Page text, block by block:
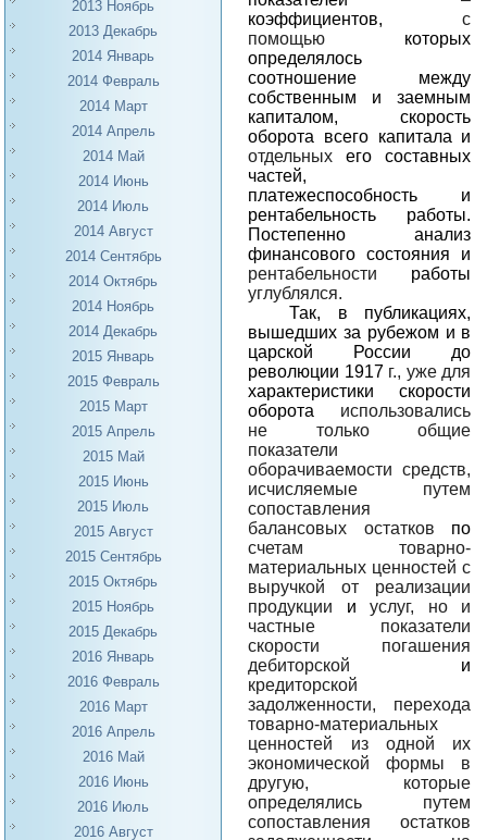
2013 Ноябрь
2013 Декабрь
2014 Январь
2014 Февраль
2014 Март
2014 Апрель
2014 Май
2014 Июнь
2014 Июль
2014 Август
2014 Сентябрь
2014 Октябрь
2014 Ноябрь
2014 Декабрь
2015 Январь
2015 Февраль
2015 Март
2015 Апрель
2015 Май
2015 Июнь
2015 Июль
2015 Август
2015 Сентябрь
2015 Октябрь
2015 Ноябрь
2015 Декабрь
2016 Январь
2016 Февраль
2016 Март
2016 Апрель
2016 Май
2016 Июнь
2016 Июль
2016 Август
коэффициентов,с
помощью которых
определялось
соотношение между
собственным и заемным
капиталом, скорость
оборота всего капитала и
отдельныхего составных
частей,
платежеспособность и
рентабельность работы.
Постепенно анализ
финансового состояния и
рентабельности работы
углублялся.
Так, в публикациях,
вышедших за рубежом и в
царской России до
революции 1917 г., уже для
характеристики скорости
оборота
использовались
не только общие
показатели
оборачиваемости средств,
исчисляемые путем
сопоставления
балансовых остатков по
счетам товарно-
материальных ценностей с
выручкой от реализации
продукции иуслуг, но и
частные показатели
скорости погашения
дебиторской и
кредиторской
задолженности, перехода
товарно-материальных
ценностей из одной их
экономической формы в
другую, которые
определялись путем
сопоставления остатков